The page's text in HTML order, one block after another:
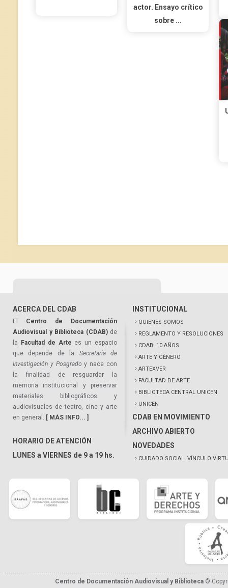
actor. Ensayo crítico
sobre ...
ACERCA DEL CDAB
El Centro de Documentación
Audiovisual y Biblioteca (CDAB)de
la
Facultad de Arte es un espacio
que depende de la Secretaría de
Investigación y Posgrado y nace con
la finalidad de resguardar la
memoria institucional y preservar
materiales bibliográficos y
audiovisuales de teatro, cine y arte
en general. [ MÁS INFO... ]
HORARIO DE ATENCIÓN
LUNES a VIERNES de 9 a 19 hs.
INSTITUCIONAL
QUIENES SOMOS
REGLAMENTO Y RESOLUCIONES
CDAB: 10 AÑOS
ARTE Y GÉNERO
ARTEXVER
FACULTAD DE ARTE
BIBLIOTECA CENTRAL UNICEN
UNICEN
CDAB EN MOVIMIENTO
ARCHIVO ABIERTO
NOVEDADES
CUIDADO SOCIAL. VÍNCULO
Centro de Documentación Audiovisual y Biblioteca ©